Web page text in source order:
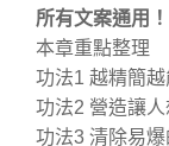
所有文案通用
本章重點整理
功法1 越精簡
功法2 營造讓
功法3 清除易